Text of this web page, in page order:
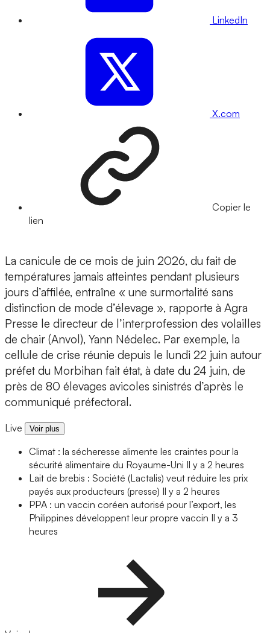
LinkedIn
X.com
Copier le
lien
La canicule de ce mois de juin 2026, du fait de
températures jamais atteintes pendant plusieurs
jours d’affilée, entraîne « une surmortalité sans
distinction de mode d’élevage », rapporte à Agra
Presse le directeur de l’interprofession des volailles
de chair (Anvol), Yann Nédelec. Par exemple, la
cellule de crise réunie depuis le lundi 22 juin autour
préfet du Morbihan fait état, à date du 24 juin, de
près de 80 élevages avicoles sinistrés d’après le
communiqué préfectoral.
Live Voir plus
Climat : la sécheresse alimente les craintes pour la
sécurité alimentaire du Royaume-Uni Il y a 2 heures
Lait de brebis : Société (Lactalis) veut réduire les prix
payés aux producteurs (presse) Il y a 2 heures
PPA : un vaccin coréen autorisé pour l’export, les
Philippines développent leur propre vaccin Il y a 3
heures